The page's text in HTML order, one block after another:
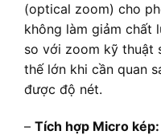
(optical zoom) cho
không làm giảm chất
so với zoom kỹ thuật
thế lớn khi cần quan
được độ nét.
– Tích hợp Micro kép: